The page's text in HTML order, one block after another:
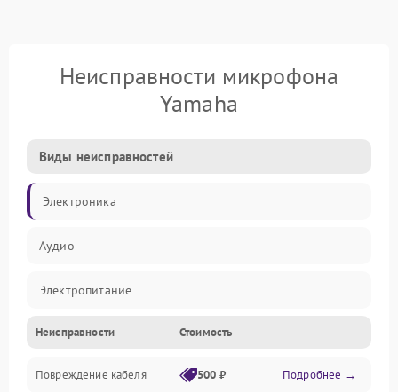
Неисправности микрофона
Yamaha
Виды неисправностей
Электроника
Аудио
Электропитание
Интерфейсы
Капсюль
Неисправности Стоимость
Повреждение кабеля 500 ₽ Подробнее →